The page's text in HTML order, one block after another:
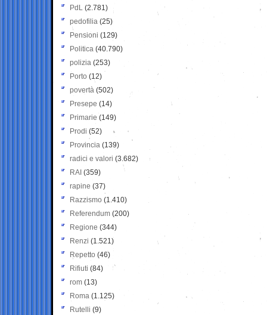
PdL (2.781)
pedofilia (25)
Pensioni (129)
Politica (40.790)
polizia (253)
Porto (12)
povertà (502)
Presepe (14)
Primarie (149)
Prodi (52)
Provincia (139)
radici e valori (3.682)
RAI (359)
rapine (37)
Razzismo (1.410)
Referendum (200)
Regione (344)
Renzi (1.521)
Repetto (46)
Rifiuti (84)
rom (13)
Roma (1.125)
Rutelli (9)